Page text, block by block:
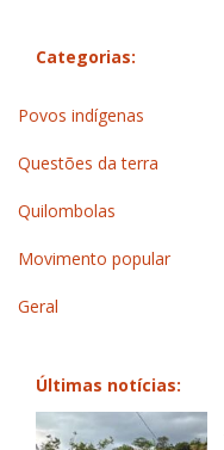
Categorias:
Povos indígenas
Questões da terra
Quilombolas
Movimento popular
Geral
Últimas notícias: